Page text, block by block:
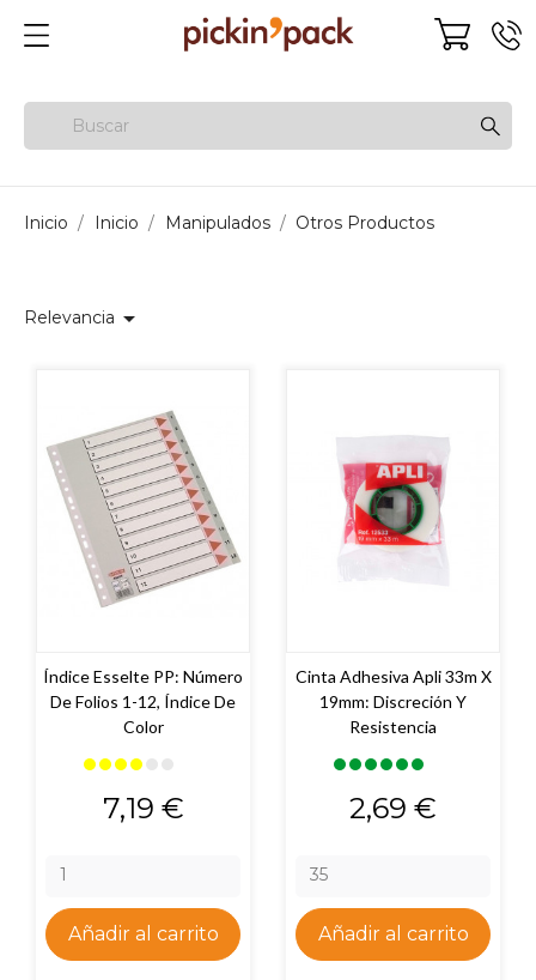
Inicio Inicio Manipulados Otros Productos
Relevancia 
Índice Esselte PP: Número
De Folios 1-12, Índice De
Color
Precio
7,19 €
Añadir al carrito
Cinta Adhesiva Apli 33m X
19mm: Discreción Y
Resistencia
Precio
2,69 €
Añadir al carrito